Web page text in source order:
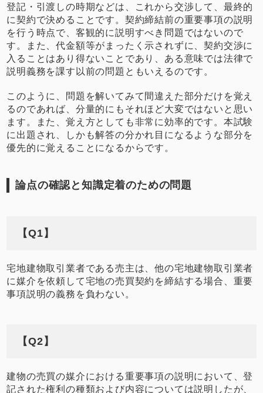
登記・引渡しの時期などは、これから交渉して、最終的
に契約で決めることです。契約締結前の重要事項の説明
を行う時点で、客観的に説明すべき問題ではないので
す。また、代金額等がまったく示されずに、契約交渉に
入ることはあり得ないことであり、ある意味では法律で
説明義務を課す以前の問題ともいえるのです。
このように、問題を解いてみて間違えた部分だけを覚え
るのであれば、分量的にもそれほど大変ではないと思い
ます。また、覚え方としても非常に効率的です。本試験
に出題され、しかも解答の分かれ目になるような部分を
優先的に覚えることになるからです。
論点の確認と知識定着のための問題
【Q1】
宅地建物取引業者である売主は、他の宅地建物取引業者
に媒介を依頼して宅地の売買契約を締結する場合、重要
事項説明の義務を負わない。
【Q2】
建物の売買の媒介における重要事項の説明において、登
記された権利の種類および内容については説明したが、